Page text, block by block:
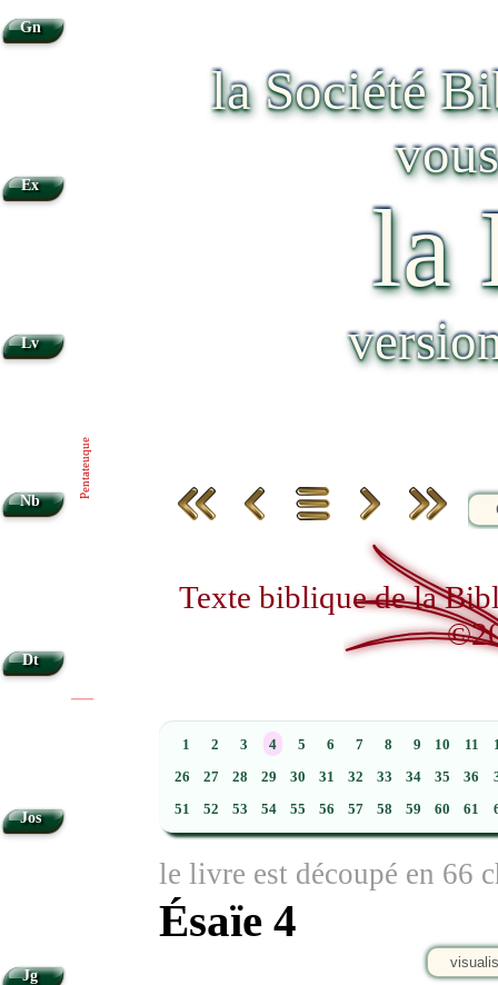
la Société
la
Texte biblique de la
1 2 3 4 5 6 7 8 9 10 11
26 27 28 29 30 31 32 33 34 35 36
51 52 53 54 55 56 57 58 59 60 61
le livre est découpé en 66
Ésaïe 4
Gn
Ex
Lv
Nb
Dt
Jos
Jg
Pentateuque